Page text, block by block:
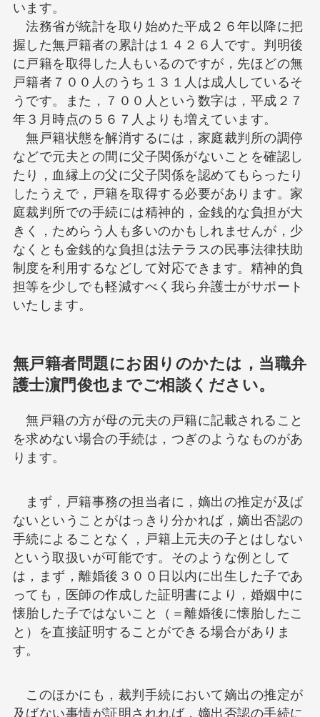
います。
法務省が統計を取り始めた平成２６年以降に把
握した無戸籍者の累計は１４２６人です。判明後
に戸籍を取得した人もいるのですが，先ほどの無
戸籍者７００人のうち１３１人は成人しているそ
うです。また，７００人という数字は，平成２７
年３月時点の５６７人よりも増えています。
無戸籍状態を解消するには，家庭裁判所の調停
などで元夫との間に父子関係がないことを確認し
たり，血縁上の父に父子関係を認めてもらったり
したうえで，戸籍を取得する必要があります。家
庭裁判所での手続には精神的，金銭的な負担が大
きく，ためらう人も多いのかもしれませんが，少
なくとも金銭的な負担は法テラスの民事法律扶助
制度を利用するなどして対応できます。精神的負
担等を少しでも軽減すべく我ら弁護士がサポート
いたします。
無戸籍者問題にお困りのかたは，当職弁
護士濵門俊也までご相談ください。
無戸籍の方が母の元夫の戸籍に記載されること
を求めない場合の手続は，つぎのようなものがあ
ります。
まず，戸籍事務の担当者に，嫡出の推定が及ば
ないということがはっきり分かれば，嫡出否認の
手続によることなく，戸籍上元夫の子とはしない
という取扱いが可能です。そのような例として
は，まず，離婚後３００日以内に出生した子であ
っても，医師の作成した証明書により，婚姻中に
懐胎した子ではないこと（＝離婚後に懐胎したこ
と）を直接証明することができる場合がありま
す。
このほかにも，裁判手続において嫡出の推定が
及ばない事情が証明されれば，嫡出否認の手続に